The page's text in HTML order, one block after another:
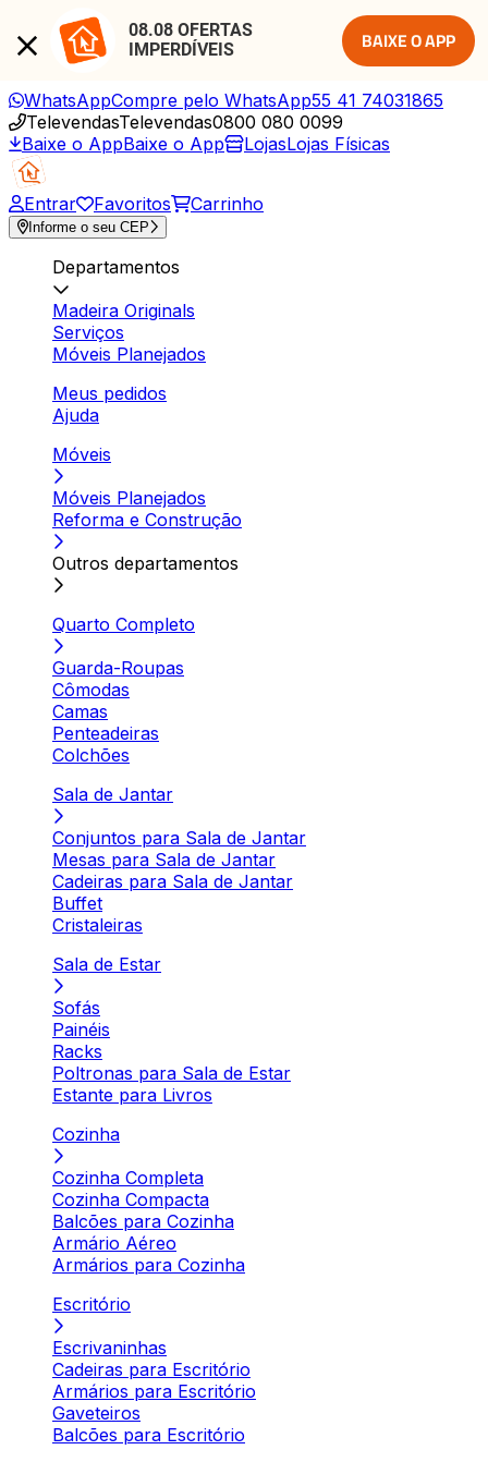
08.08 OFERTAS
IMPERDÍVEIS
BAIXE O APP
WhatsAppCompre pelo WhatsApp55 41 74031865
TelevendasTelevendas0800 080 0099
Baixe o AppBaixe o App LojasLojas Físicas
Entrar Favoritos Carrinho
Informe o seu CEP
Departamentos
Madeira Originals
Serviços
Móveis Planejados
Meus pedidos
Ajuda
Móveis
Móveis Planejados
Reforma e Construção
Outros departamentos
Quarto Completo
Guarda-Roupas
Cômodas
Camas
Penteadeiras
Colchões
Sala de Jantar
Conjuntos para Sala de Jantar
Mesas para Sala de Jantar
Cadeiras para Sala de Jantar
Buffet
Cristaleiras
Sala de Estar
Sofás
Painéis
Racks
Poltronas para Sala de Estar
Estante para Livros
Cozinha
Cozinha Completa
Cozinha Compacta
Balcões para Cozinha
Armário Aéreo
Armários para Cozinha
Escritório
Escrivaninhas
Cadeiras para Escritório
Armários para Escritório
Gaveteiros
Balcões para Escritório